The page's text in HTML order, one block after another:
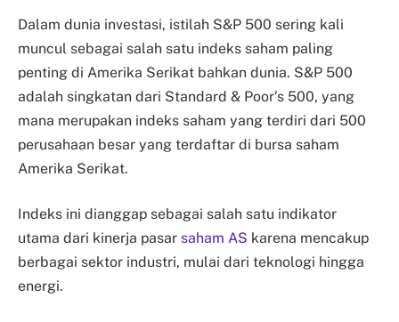
Dalam dunia investasi, istilah S&P 500 sering kali
muncul sebagai salah satu indeks saham paling
penting di Amerika Serikat bahkan dunia. S&P 500
adalah singkatan dari Standard & Poor’s 500, yang
mana merupakan indeks saham yang terdiri dari 500
perusahaan besar yang terdaftar di bursa saham
Amerika Serikat.
Indeks ini dianggap sebagai salah satu indikator
utama dari kinerja pasar saham AS karena mencakup
berbagai sektor industri, mulai dari teknologi hingga
energi.